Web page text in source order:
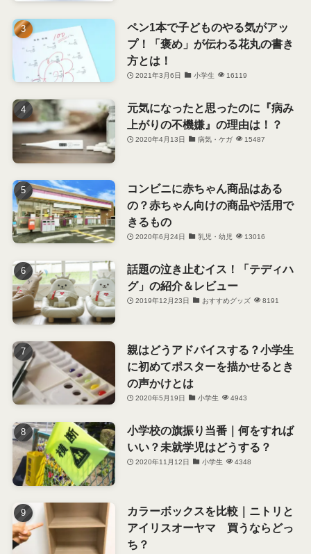
ペン1本で子どものやる気がアッ
プ！「褒め」が伝わる花丸の書き
方とは！
2021年3月6日 小学生 16119
元気になったと思ったのに『病み
上がりの不機嫌』の理由は！？
2020年4月13日 病気・ケガ 15487
コンビニに赤ちゃん商品はある
の？赤ちゃん向けの商品や活用で
きるもの
2020年6月24日 乳児・幼児 13016
話題の泣き止むイス！「テディハ
グ」の紹介＆レビュー
2019年12月23日 おすすめグッズ 8191
親はどうアドバイスする？小学生
に初めてポスターを描かせるとき
の声かけとは
2020年5月19日 小学生 4943
小学校の旗振り当番｜何をすれば
いい？未就学児はどうする？
2020年11月12日 小学生 4348
カラーボックスを比較｜ニトリと
アイリスオーヤマ 買うならどっ
ち？